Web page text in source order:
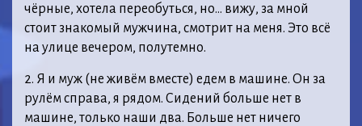
чёрные, хотела переобуться, но… вижу, за мной
стоит знакомый мужчина, смотрит на меня. Это всё
на улице вечером, полутемно.
2. Я и муж (не живём вместе) едем в машине. Он за
рулём справа, я рядом. Сидений больше нет в
машине, только наши два. Больше нет ничего